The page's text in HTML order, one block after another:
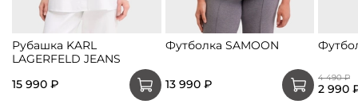
Рубашка KARL
LAGERFELD JEANS
15 990 ₽
Футболка SAMOON
13 990 ₽ 4 490 ₽
2 990